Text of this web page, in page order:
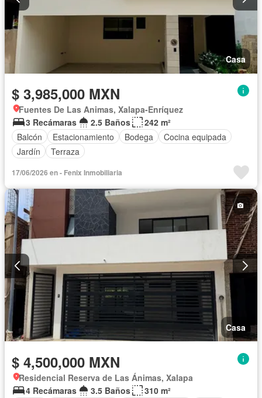
Casa
$ 3,985,000 MXN
Fuentes De Las Animas, Xalapa-Enríquez
3 Recámaras
2.5 Baños
242 m²
Balcón
Estacionamiento Bodega
Cocina equipada
Jardín
Terraza
17/06/2026 en - Fenix Inmobiliaria
Casa
$ 4,500,000 MXN
Residencial Reserva de Las Ánimas, Xalapa
4 Recámaras
3.5 Baños
310 m²